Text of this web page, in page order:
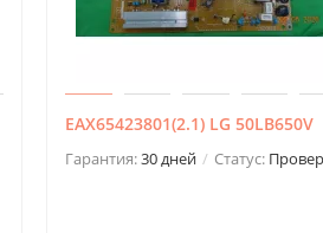
EAX65423801(2.1) LG 50LB650V
Гарантия:30 дней Статус: